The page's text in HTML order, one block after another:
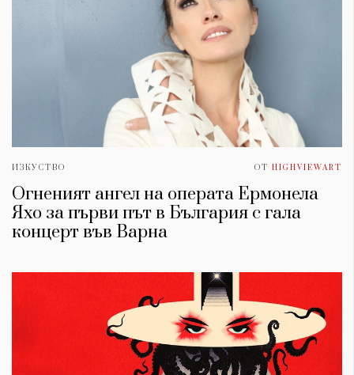
ИЗКУСТВО ОТ HIGHVIEWART
Oгненият ангел на операта Ермонела
Яхо за първи път в България с гала
концерт във Варна